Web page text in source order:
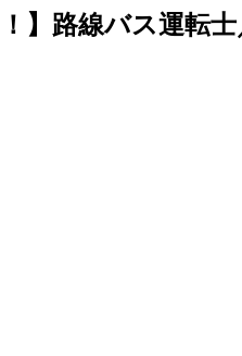
】路線バス運転